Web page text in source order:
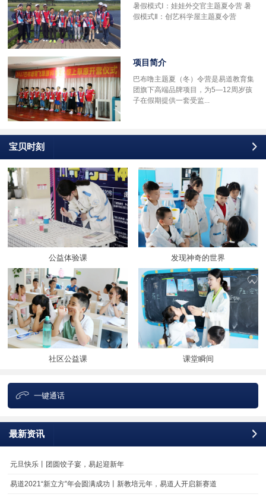
暑假模式Ⅰ：娃娃外交官主题夏令营 暑
假模式Ⅱ：创艺科学屋主题夏令营
项目简介
巴布噜主题夏（冬）令营是易道教育集
团旗下高端品牌项目，为5—12周岁孩
子在假期提供一套受监...
宝贝时刻
更
公益体验课 发现神奇的世界
社区公益课 课堂瞬间
一键通话
最新资讯
元旦快乐丨团圆饺子宴，易起迎新年
易道2021“新立方”年会圆满成功丨新教培元年，易道人开启新赛道